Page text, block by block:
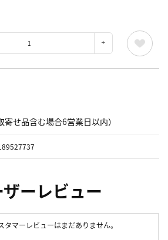
せ品含む場合6営業日以内）
ーレビュー
マーレビューはまだありません。